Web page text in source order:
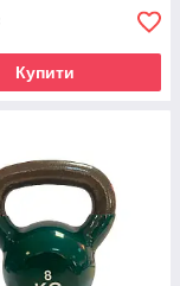
Купити